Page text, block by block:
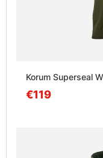
Korum Superseal
€119